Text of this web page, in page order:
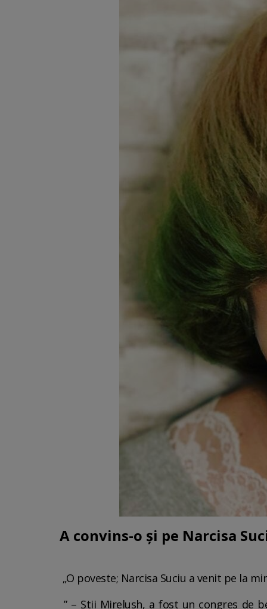
A convins-o și pe Narcisa
„O poveste; Narcisa Suciu a venit pe la
” – Știi Mirelush, a fost un congres de